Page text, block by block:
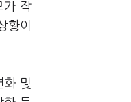
가 작
황이
화 및